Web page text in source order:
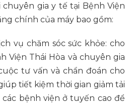
gia y tế tại Bệnh Viện
chính của máy bao gồm:
chăm sóc sức khỏe: cho
Viện Thái Hòa và chuyên gia
tư vấn và chẩn đoán cho
tiết kiệm thời gian giảm tải
bệnh viện ở tuyến cao để